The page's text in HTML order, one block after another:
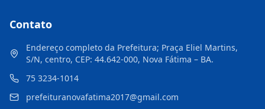
Contato
Endereço completo da Prefeitura; Praça Eliel Martins,
S/N, centro, CEP: 44.642-000, Nova Fátima – BA.
75 3234-1014
prefeituranovafatima2017@gmail.com